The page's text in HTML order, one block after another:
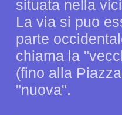
situata nella
La via si puo
parte
chiama la
(fino alla
"nuova".